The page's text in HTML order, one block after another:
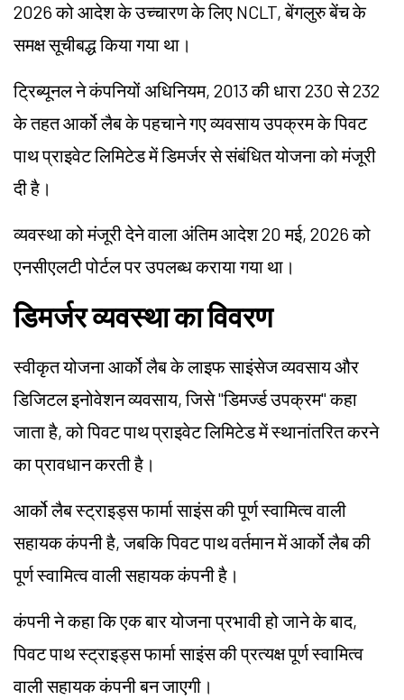
2026 को आदेश के उच्चारण के लिए NCLT, बेंगलुरु बेंच के
समक्ष सूचीबद्ध किया गया था।
ट्रिब्यूनल ने कंपनियों अधिनियम, 2013 की धारा 230 से 232
के तहत आर्को लैब के पहचाने गए व्यवसाय उपक्रम के पिवट
पाथ प्राइवेट लिमिटेड में डिमर्जर से संबंधित योजना को मंजूरी
दी है।
व्यवस्था को मंजूरी देने वाला अंतिम आदेश 20 मई, 2026 को
एनसीएलटी पोर्टल पर उपलब्ध कराया गया था।
डिमर्जर व्यवस्था का विवरण
स्वीकृत योजना आर्को लैब के लाइफ साइंसेज व्यवसाय और
डिजिटल इनोवेशन व्यवसाय, जिसे "डिमर्ज्ड उपक्रम" कहा
जाता है, को पिवट पाथ प्राइवेट लिमिटेड में स्थानांतरित करने
का प्रावधान करती है।
आर्को लैब स्ट्राइड्स फार्मा साइंस की पूर्ण स्वामित्व वाली
सहायक कंपनी है, जबकि पिवट पाथ वर्तमान में आर्को लैब की
पूर्ण स्वामित्व वाली सहायक कंपनी है।
कंपनी ने कहा कि एक बार योजना प्रभावी हो जाने के बाद,
पिवट पाथ स्ट्राइड्स फार्मा साइंस की प्रत्यक्ष पूर्ण स्वामित्व
वाली सहायक कंपनी बन जाएगी।